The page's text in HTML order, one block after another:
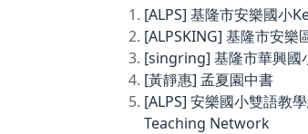
[ALPS] 基隆市安樂國小
[ALPSKING] 基隆市安樂
[singring] 基隆市華興國
[黃靜惠] 孟夏園中書
[ALPS] 安樂國小雙語教
Teaching Network